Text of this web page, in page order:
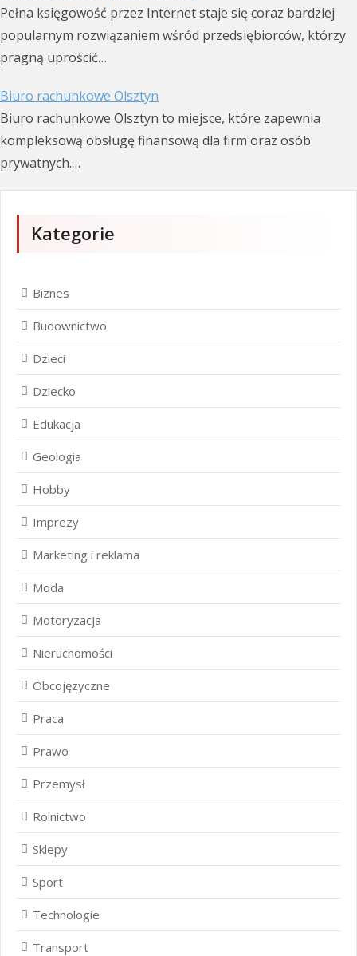
Pełna księgowość przez Internet staje się coraz bardziej
popularnym rozwiązaniem wśród przedsiębiorców, którzy
pragną uprościć…
Biuro rachunkowe Olsztyn
Biuro rachunkowe Olsztyn to miejsce, które zapewnia
kompleksową obsługę finansową dla firm oraz osób
prywatnych.…
Kategorie
Biznes
Budownictwo
Dzieci
Dziecko
Edukacja
Geologia
Hobby
Imprezy
Marketing i reklama
Moda
Motoryzacja
Nieruchomości
Obcojęzyczne
Praca
Prawo
Przemysł
Rolnictwo
Sklepy
Sport
Technologie
Transport